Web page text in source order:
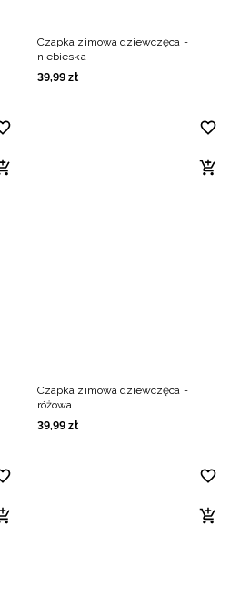
Czapka zimowa dziewczęca -
niebieska
39,99 zł
Czapka zimowa dziewczęca -
różowa
39,99 zł